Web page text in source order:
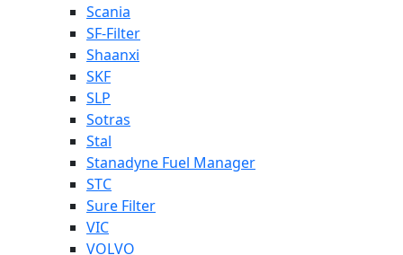
Scania
SF-Filter
Shaanxi
SKF
SLP
Sotras
Stal
Stanadyne Fuel Manager
STC
Sure Filter
VIC
VOLVO